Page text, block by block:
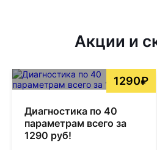
Акции и
1290₽
Диагностика по 40
параметрам всего за
1290 руб!